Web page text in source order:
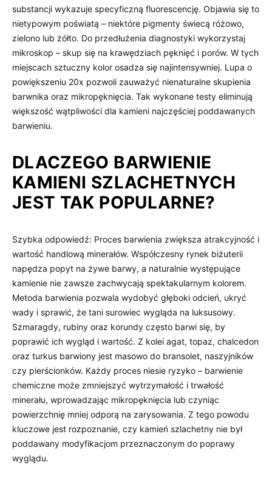
substancji wykazuje specyficzną fluorescencję. Objawia się to
nietypowym poświatą – niektóre pigmenty świecą różowo,
zielono lub żółto. Do przedłużenia diagnostyki wykorzystaj
mikroskop – skup się na krawędziach pęknięć i porów. W tych
miejscach sztuczny kolor osadza się najintensywniej. Lupa o
powiększeniu 20x pozwoli zauważyć nienaturalne skupienia
barwnika oraz mikropęknięcia. Tak wykonane testy eliminują
większość wątpliwości dla kamieni najczęściej poddawanych
barwieniu.
DLACZEGO BARWIENIE
KAMIENI SZLACHETNYCH
JEST TAK POPULARNE?
Szybka odpowiedź: Proces barwienia zwiększa atrakcyjność i
wartość handlową minerałów. Współczesny rynek biżuterii
napędza popyt na żywe barwy, a naturalnie występujące
kamienie nie zawsze zachwycają spektakularnym kolorem.
Metoda barwienia pozwala wydobyć głęboki odcień, ukryć
wady i sprawić, że tani surowiec wygląda na luksusowy.
Szmaragdy, rubiny oraz korundy często barwi się, by
poprawić ich wygląd i wartość. Z kolei agat, topaz, chalcedon
oraz turkus barwiony jest masowo do bransolet, naszyjników
czy pierścionków. Każdy proces niesie ryzyko – barwienie
chemiczne może zmniejszyć wytrzymałość i trwałość
minerału, wprowadzając mikropęknięcia lub czyniąc
powierzchnię mniej odporą na zarysowania. Z tego powodu
kluczowe jest rozpoznanie, czy kamień szlachetny nie był
poddawany modyfikacjom przeznaczonym do poprawy
wyglądu.